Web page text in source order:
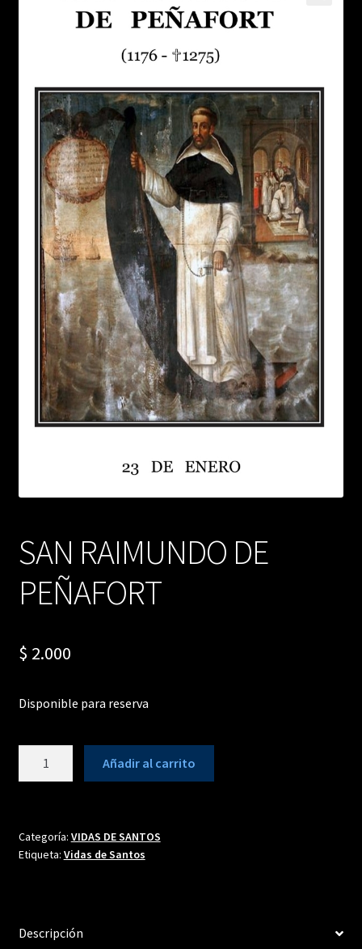
SAN RAIMUNDO DE
PEÑAFORT
$ 2.000
Disponible para reserva
cantidad
Añadir al carrito
Categoría: VIDAS DE SANTOS
Etiqueta: Vidas de Santos
Descripción